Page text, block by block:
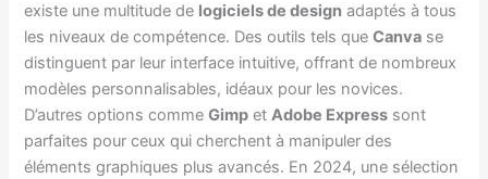
existe une multitude de logiciels de design adaptés à tous
les niveaux de compétence. Des outils tels queCanva se
distinguent par leur interface intuitive, offrant de nombreux
modèles personnalisables, idéaux pour les novices.
D’autres options commeGimp etAdobe Express sont
parfaites pour ceux qui cherchent à manipuler des
éléments graphiques plus avancés. En 2024, une sélection